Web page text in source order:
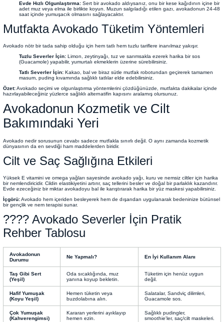
Evde Hızlı Olgunlaştırma: Sert bir avokado aldıysanız, onu bir kese kağıdının içine bir
adet muz veya elma ile birlikte koyun. Muzun salgıladığı etilen gazı, avokadonun 24-48
saat içinde yumuşacık olmasını sağlayacaktır.
Mutfakta Avokado Tüketim Yöntemleri
Avokado nötr bir tada sahip olduğu için hem tatlı hem tuzlu tariflere inanılmaz yakışır.
Tuzlu Severler İçin: Limon, zeytinyağı, tuz ve sarımsakla ezerek harika bir sos
(Guacamole) yapabilir, yumurtalı ekmeklerin üzerine sürebilirsiniz.
Tatlı Severler İçin: Kakao, bal ve biraz sütle mutfak robotundan geçirerek tamamen
masum, puding kıvamında sağlıklı tatlılar elde edebilirsiniz.
Özet:Avokado seçimi ve olgunlaştırma yöntemlerini çözdüğünüzde, mutfakta dakikalar içinde
hazırlayabileceğiniz yüzlerce sağlıklı alternatifin kapısını aralamış olursunuz.
Avokadonun Kozmetik ve Cilt
Bakımındaki Yeri
Avokado nedir sorusunun cevabı sadece mutfakla sınırlı değil. O aynı zamanda kozmetik
dünyasının da en sevdiği ham maddelerden biridir.
Cilt ve Saç Sağlığına Etkileri
Yüksek E vitamini ve omega yağları sayesinde avokado yağı, kuru ve nemsiz ciltler için harika
bir nemlendiricidir. Cildin elastikiyetini artırır, saç tellerini besler ve doğal bir parlaklık kazandırır.
Evde ezeceğiniz bir miktar avokadoyu bal ile karıştırarak harika bir yüz maskesi yapabilirsiniz.
İçgörü:Avokado hem içeriden besleyerek hem de dışarıdan uygulanarak bedeninize bütünsel
bir gençlik ve nem terapisi sunar.
???? Avokado Severler İçin Pratik
Rehber Tablosu
Avokadonun
Durumu
Ne Yapmalı? En İyi Kullanım Alanı
Taş Gibi Sert
(Yeşil)
Oda sıcaklığında, muz
yanına koyup bekletin.
Tüketim için henüz uygun
değil.
Hafif Yumuşak
(Koyu Yeşil)
Hemen tüketin veya
buzdolabına alın.
Salatalar, Sandviç dilimleri,
Guacamole sos.
Çok Yumuşak
(Kahverengimsi)
Kararan yerlerini ayıklayıp
hemen ezin.
Sağlıklı pudingler,
smoothie'ler, saç/cilt maskeleri.